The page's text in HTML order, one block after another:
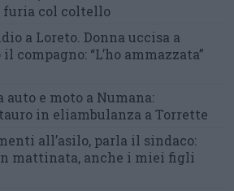
furia col coltello
a Loreto. Donna uccisa a
compagno: “L’ho ammazzata”
auto e moto a Numana:
in eliambulanza a Torrette
all’asilo, parla il sindaco:
mattinata, anche i miei figli